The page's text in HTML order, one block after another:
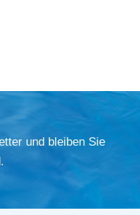
und bleiben Sie